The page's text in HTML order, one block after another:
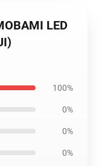
LED
100%
0%
0%
0%